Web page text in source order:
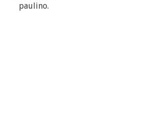
paulino.